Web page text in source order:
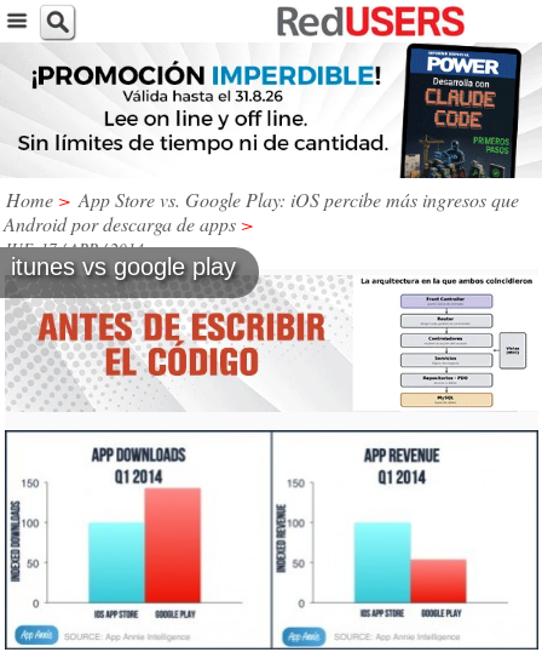
Home > App Store vs. Google Play: iOS percibe más ingresos que
Android por descarga de apps >
JUE, 17 / ABR / 2014
itunes vs google play